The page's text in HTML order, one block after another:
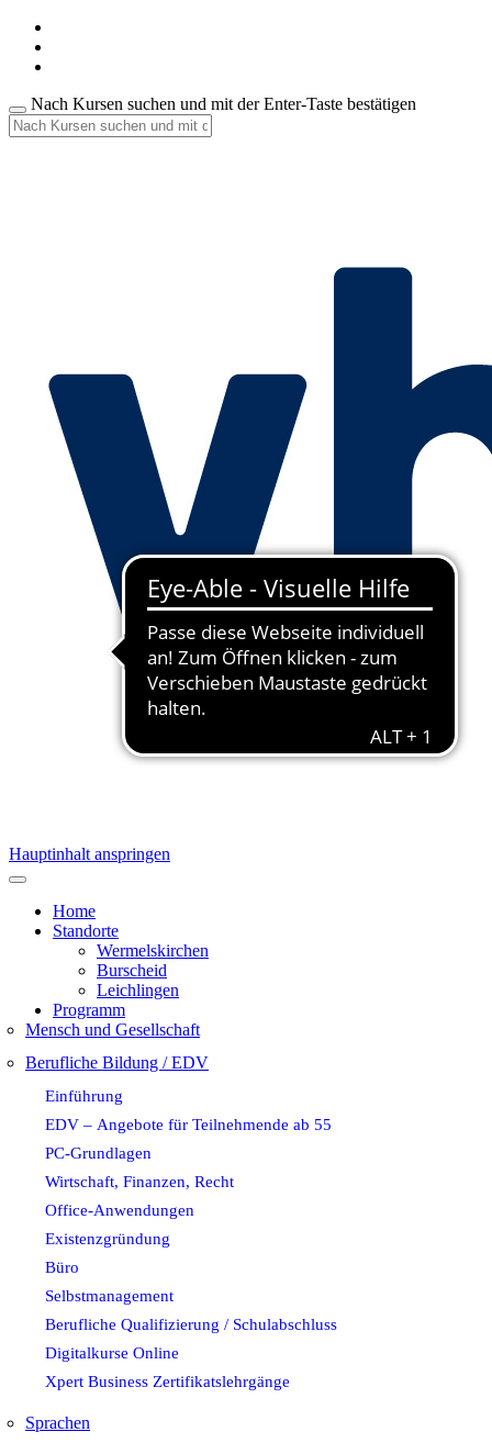
Nach Kursen suchen und mit der Enter-Taste bestätigen
Hauptinhalt anspringen
Home
Standorte
Wermelskirchen
Burscheid
Leichlingen
Programm
Mensch und Gesellschaft
Berufliche Bildung / EDV
Einführung
EDV – Angebote für Teilnehmende ab 55
PC-Grundlagen
Wirtschaft, Finanzen, Recht
Office-Anwendungen
Existenzgründung
Büro
Selbstmanagement
Berufliche Qualifizierung / Schulabschluss
Digitalkurse Online
Xpert Business Zertifikatslehrgänge
Sprachen